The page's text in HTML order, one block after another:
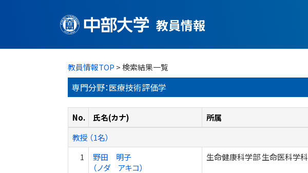
教員情報
教員情報TOP > 検索結果一覧
専門分野：医療技術評価学
No. 氏名(カナ) 所属
教授 （1名）
1
野田 明子
（ノダ アキコ）
生命健康科学部 生命医科学科